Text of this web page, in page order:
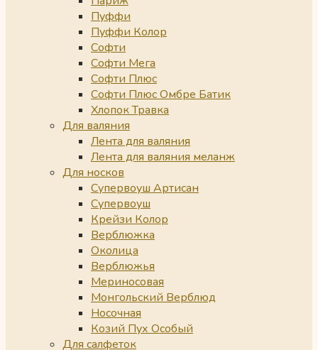
Пуффи
Пуффи Колор
Софти
Софти Мега
Софти Плюс
Софти Плюс Омбре Батик
Хлопок Травка
Для валяния
Лента для валяния
Лента для валяния меланж
Для носков
Супервоуш Артисан
Супервоуш
Крейзи Колор
Верблюжка
Околица
Верблюжья
Мериносовая
Монгольский Верблюд
Носочная
Козий Пух Особый
Для салфеток